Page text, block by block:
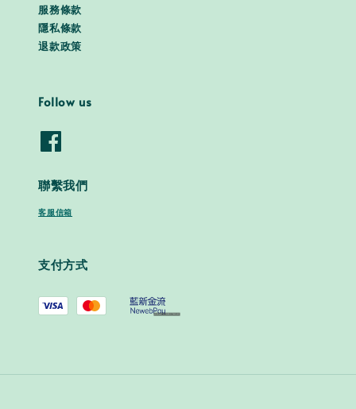
服務條款
隱私條款
退款政策
Follow us
聯繫我們
客服信箱
支付方式